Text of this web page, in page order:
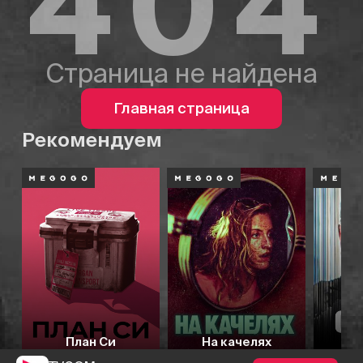
Страница не найдена
Главная страница
Рекомендуем
План Си На качелях